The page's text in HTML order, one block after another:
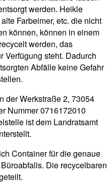
werden. Heikle
Farbeimer, etc. die nicht
können, können in einem
werden, das
Verfügung steht. Dadurch
Abfälle keine Gefahr
der Werkstraße 2, 73054
Nummer 0716172010
ist dem Landratsamt
Container für die genaue
Die recycelbaren